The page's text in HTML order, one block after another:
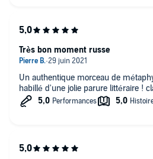
Un authentique morceau de
habillé d'une jolie parure littéraire !
Très bon moment russe